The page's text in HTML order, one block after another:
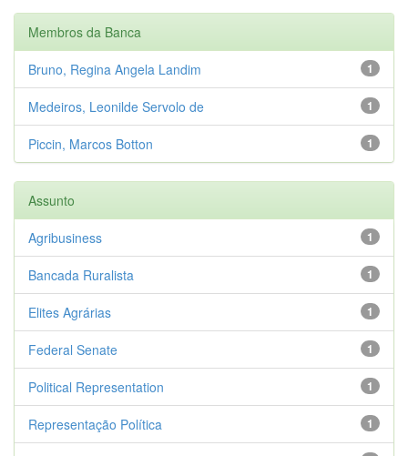
Membros da Banca
1
Bruno, Regina Angela Landim
1
Medeiros, Leonilde Servolo de
1
Piccin, Marcos Botton
Assunto
1
Agribusiness
1
Bancada Ruralista
1
Elites Agrárias
1
Federal Senate
1
Political Representation
1
Representação Política